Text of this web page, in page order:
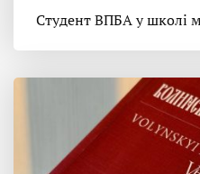
Студент ВПБА у школі